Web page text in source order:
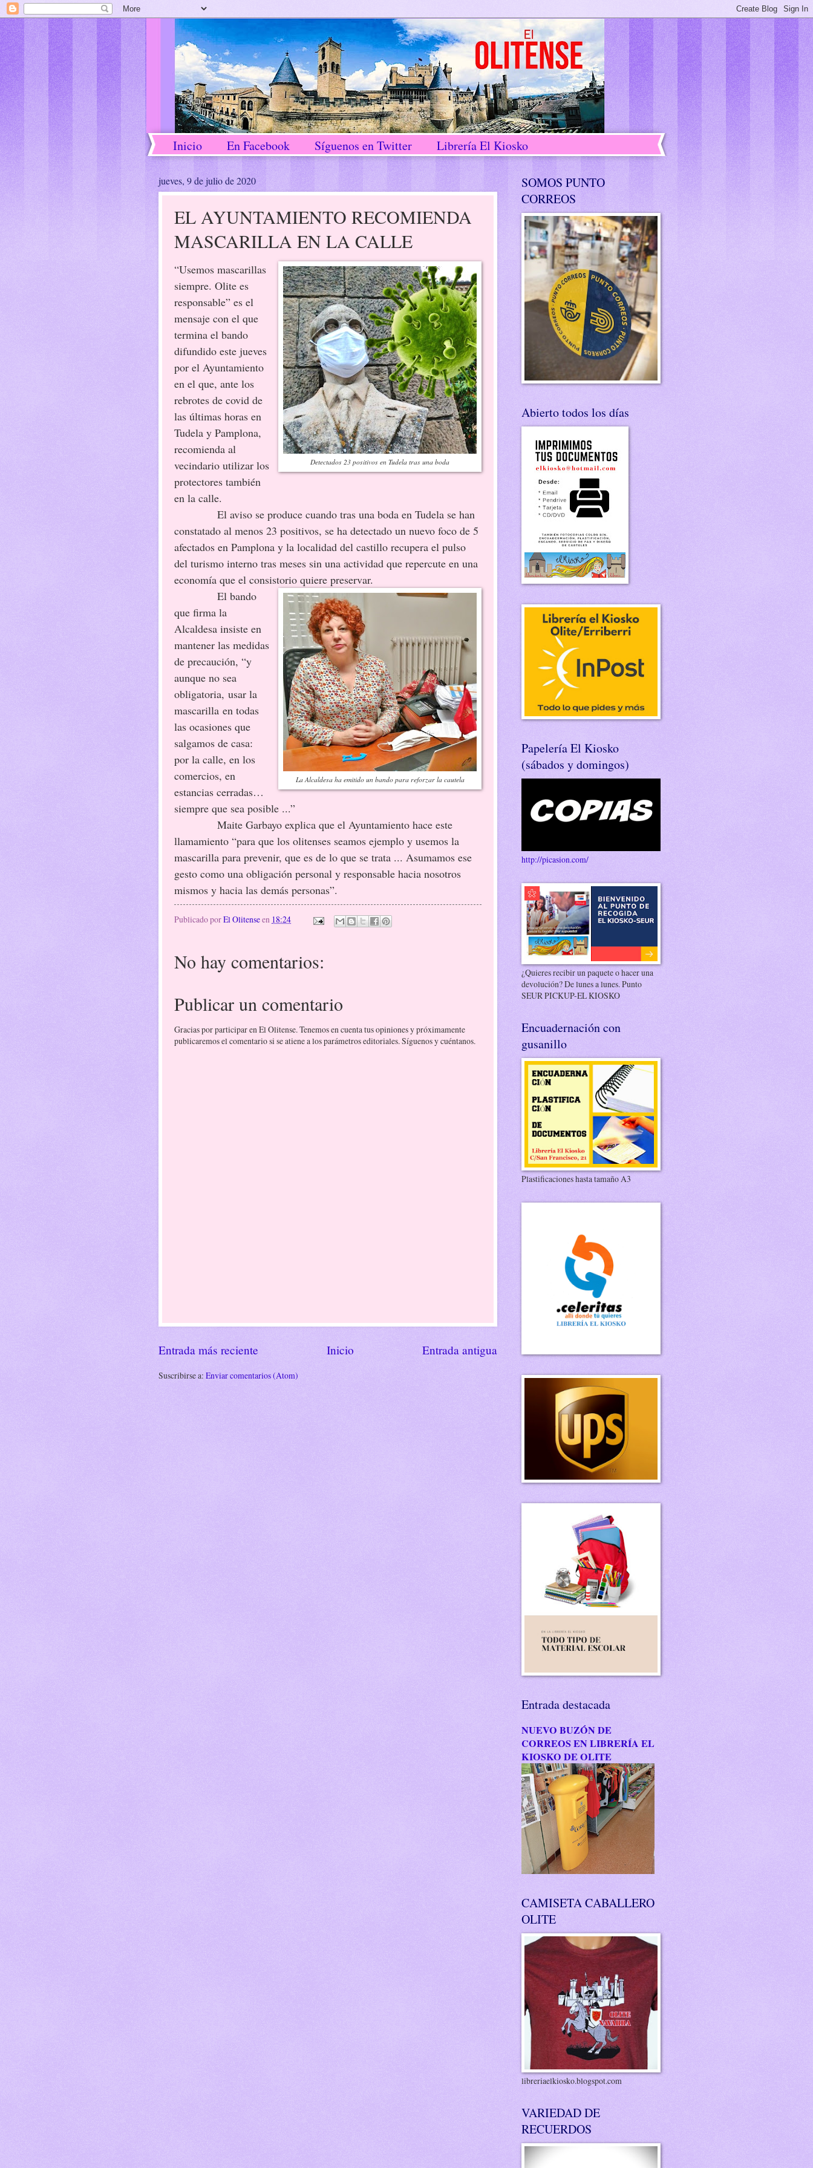
Inicio En Facebook Síguenos en Twitter Librería El Kiosko
jueves, 9 de julio de 2020
EL AYUNTAMIENTO RECOMIENDA
MASCARILLA EN LA CALLE
Detectados 23 positivos en Tudela tras una boda
“Usemos mascarillas
siempre. Olite es
responsable” es el
mensaje con el que
termina el bando
difundido este jueves
por el Ayuntamiento
en el que, ante los
rebrotes de covid de
las últimas horas en
Tudela y Pamplona,
recomienda al
vecindario utilizar los
protectores también
en la calle.
El aviso se produce cuando tras una boda en Tudela se han
constatado al menos 23 positivos, se ha detectado un nuevo foco de 5
afectados en Pamplona y la localidad del castillo recupera el pulso
del turismo interno tras meses sin una actividad que repercute en una
economía que el consistorio quiere preservar.
La Alcaldesa ha emitido un bando para reforzar la cautela
El bando
que firma la
Alcaldesa insiste en
mantener las medidas
de precaución, “y
aunque no sea
obligatoria, usar la
mascarilla en todas
las ocasiones que
salgamos de casa:
por la calle, en los
comercios, en
estancias cerradas…
siempre que sea posible ...”
Maite Garbayo explica que el Ayuntamiento hace este
llamamiento “para que los olitenses seamos ejemplo y usemos la
mascarilla para prevenir, que es de lo que se trata ... Asumamos ese
gesto como una obligación personal y responsable hacia nosotros
mismos y hacia las demás personas”.
Publicado porEl Olitenseen 18:24
No hay comentarios:
Publicar un comentario
Gracias por participar en El Olitense. Tenemos en cuenta tus opiniones y próximamente
publicaremos el comentario si se atiene a los parámetros editoriales. Síguenos y cuéntanos.
Entrada más reciente Entrada antigua
Inicio
Suscribirse a: Enviar comentarios (Atom)
SOMOS PUNTO
CORREOS
Abierto todos los días
Papelería El Kiosko
(sábados y domingos)
http://picasion.com/
¿Quieres recibir un paquete o hacer una
devolución? De lunes a lunes. Punto
SEUR PICKUP-EL KIOSKO
Encuadernación con
gusanillo
Plastificaciones hasta tamaño A3
Entrada destacada
NUEVO BUZÓN DE
CORREOS EN LIBRERÍA EL
KIOSKO DE OLITE
CAMISETA CABALLERO
OLITE
libreriaelkiosko.blogspot.com
VARIEDAD DE
RECUERDOS